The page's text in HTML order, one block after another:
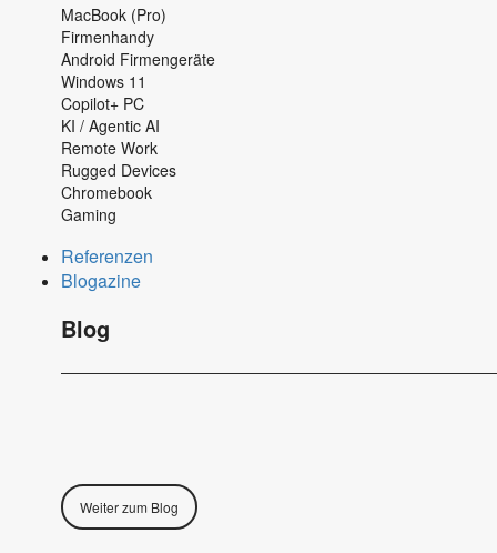
MacBook (Pro)
Firmenhandy
Android Firmengeräte
Windows 11
Copilot+ PC
KI / Agentic AI
Remote Work
Rugged Devices
Chromebook
Gaming
Referenzen
Blogazine
Blog
Weiter zum Blog